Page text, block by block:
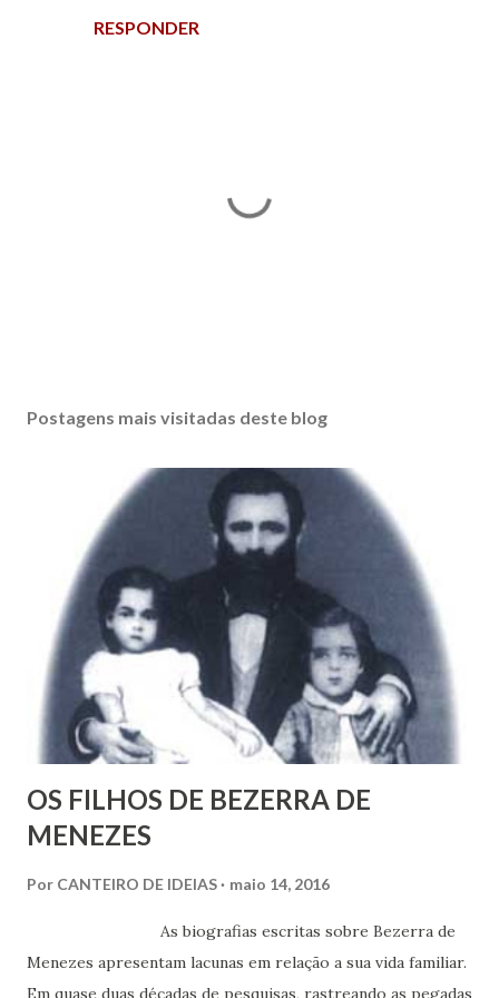
RESPONDER
s
Postagens mais visitadas deste blog
OS FILHOS DE BEZERRA DE
MENEZES
Por CANTEIRO DE IDEIAS maio 14, 2016
As biografias escritas sobre Bezerra de
Menezes apresentam lacunas em relação a sua vida familiar.
Em quase duas décadas de pesquisas, rastreando as pegadas